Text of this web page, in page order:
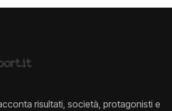
risultati, società, protagonisti e